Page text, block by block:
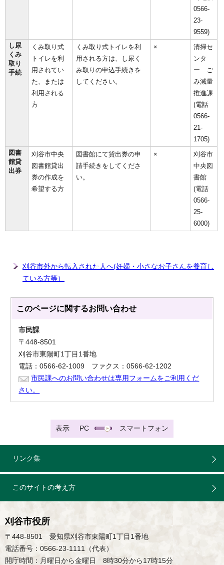
0566-
23-
9559)
し尿
くみ
取り
手続
くみ取り式
トイレを利
用されてい
た、または
利用される
方
くみ取り式トイレを利
用される方は、し尿く
み取りの申込手続きを
してください。
×
清掃セ
ンタ
ー ご
み減量
推進課
(電話
0566-
21-
1705)
図書
館貸
出券
刈谷市中央
図書館貸出
券の作成を
希望する方
図書館にて貸出券の申
請手続きをしてくださ
い。
×
刈谷市
中央図
書館
(電話
0566-
25-
6000)
刈谷市外から転入された人へ(妊婦・小さなお子さんを養育し
ている方等）
このページに関するお問い合わせ
市民課
〒448-8501
刈谷市東陽町1丁目1番地
電話：0566-62-1009 ファクス：0566-62-1202
市民課へのお問い合わせは専用フォームをご利用くだ
さい。
表示 PC スマートフォン
リンク集
このサイトの考え方
刈谷市役所
〒448-8501 愛知県刈谷市東陽町1丁目1番地
電話番号：0566-23-1111（代表）
開庁時間：月曜日から金曜日 8時30分から17時15分